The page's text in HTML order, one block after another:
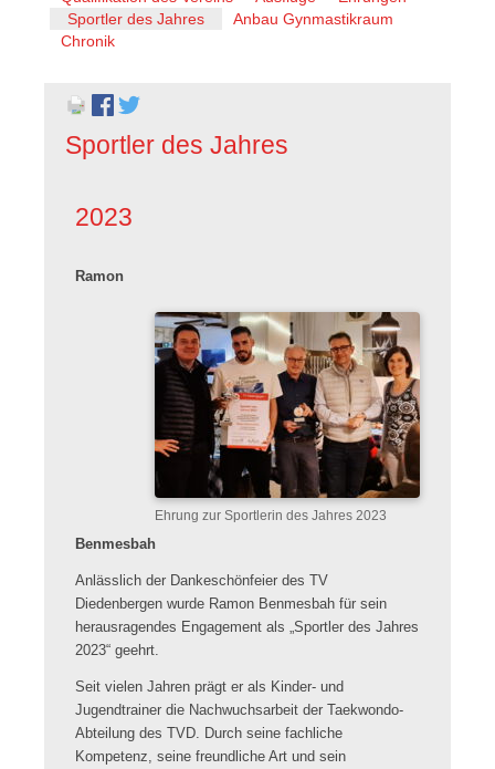
überspringen
Sportler des Jahres
Anbau Gynmastikraum
Chronik
Sportler des Jahres
2023
Ehrung zur Sportlerin des Jahres 2023
Ramon
Benmesbah
Anlässlich der Dankeschönfeier des TV
Diedenbergen wurde Ramon Benmesbah für sein
herausragendes Engagement als „Sportler des Jahres
2023“ geehrt.
Seit vielen Jahren prägt er als Kinder- und
Jugendtrainer die Nachwuchsarbeit der Taekwondo-
Abteilung des TVD. Durch seine fachliche
Kompetenz, seine freundliche Art und sein